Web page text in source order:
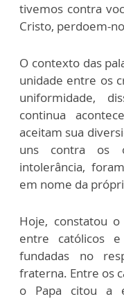
tivemos contra
Cristo, perdoem-
O contexto das
unidade entre os
uniformidade,
continua
aceitam sua
uns contra os
intolerância,
em nome da
Hoje, constatou
entre católicos
fundadas no
fraterna. Entre os
o Papa citou a